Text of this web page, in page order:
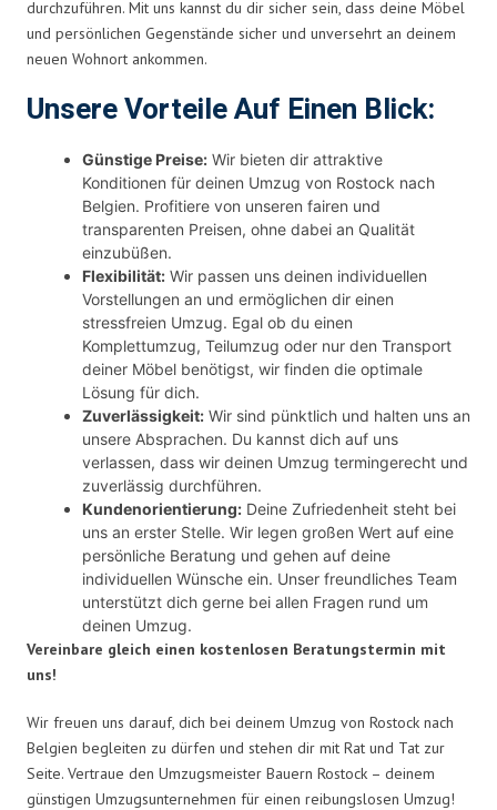
durchzuführen. Mit uns kannst du dir sicher sein, dass deine Möbel
und persönlichen Gegenstände sicher und unversehrt an deinem
neuen Wohnort ankommen.
Unsere Vorteile Auf Einen Blick:
Günstige Preise: Wir bieten dir attraktive
Konditionen für deinen Umzug von Rostock nach
Belgien. Profitiere von unseren fairen und
transparenten Preisen, ohne dabei an Qualität
einzubüßen.
Flexibilität: Wir passen uns deinen individuellen
Vorstellungen an und ermöglichen dir einen
stressfreien Umzug. Egal ob du einen
Komplettumzug, Teilumzug oder nur den Transport
deiner Möbel benötigst, wir finden die optimale
Lösung für dich.
Zuverlässigkeit: Wir sind pünktlich und halten uns an
unsere Absprachen. Du kannst dich auf uns
verlassen, dass wir deinen Umzug termingerecht und
zuverlässig durchführen.
Kundenorientierung: Deine Zufriedenheit steht bei
uns an erster Stelle. Wir legen großen Wert auf eine
persönliche Beratung und gehen auf deine
individuellen Wünsche ein. Unser freundliches Team
unterstützt dich gerne bei allen Fragen rund um
deinen Umzug.
Vereinbare gleich einen kostenlosen Beratungstermin mit
uns!
Wir freuen uns darauf, dich bei deinem Umzug von Rostock nach
Belgien begleiten zu dürfen und stehen dir mit Rat und Tat zur
Seite. Vertraue den Umzugsmeister Bauern Rostock – deinem
günstigen Umzugsunternehmen für einen reibungslosen Umzug!